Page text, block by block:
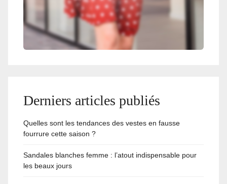
Derniers articles publiés
Quelles sont les tendances des vestes en fausse
fourrure cette saison ?
Sandales blanches femme : l’atout indispensable pour
les beaux jours